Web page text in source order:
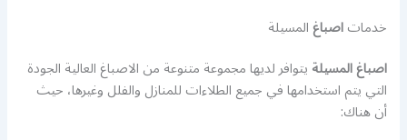
خدماتاصباغالمسيلة
اصباغ المسيلةيتوافر لديها مجموعة متنوعة من الاصباغ العالية الجودة
التي يتم استخدامها في جميع الطلاءات للمنازل والفلل وغيرها، حيث
أن هناك: